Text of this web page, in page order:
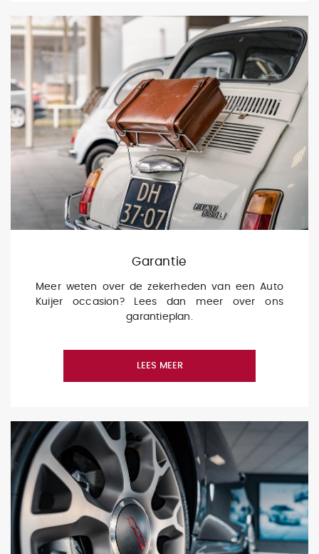
Garantie
Meer weten over de zekerheden van een Auto
Kuijer occasion? Lees dan meer over ons
garantieplan.
LEES MEER